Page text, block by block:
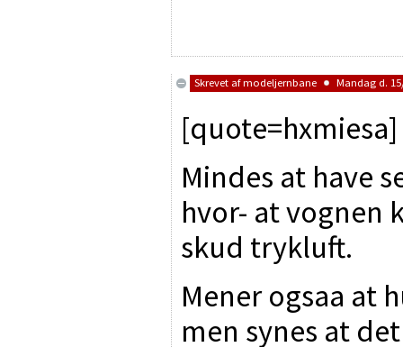
Skrevet afmodeljernbane Mandag d.
[quote=hxmiesa]
Mindes at have
hvor- at vognen
skud trykluft.
Mener ogsaa at
men synes at